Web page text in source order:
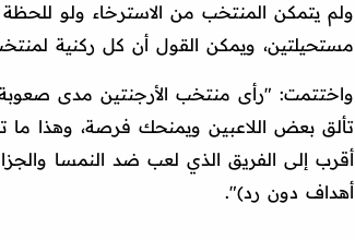
ولم يتمكن المنتخب من الاسترخاء ولو
مستحيلتين، ويمكن القول أن كل ركنية
واختتمت: "رأى منتخب الأرجنتين مدى
تألق بعض اللاعبين ويمنحك فرصة، وهذا ما
أقرب إلى الفريق الذي لعب ضد النمسا
أهداف دون رد)".